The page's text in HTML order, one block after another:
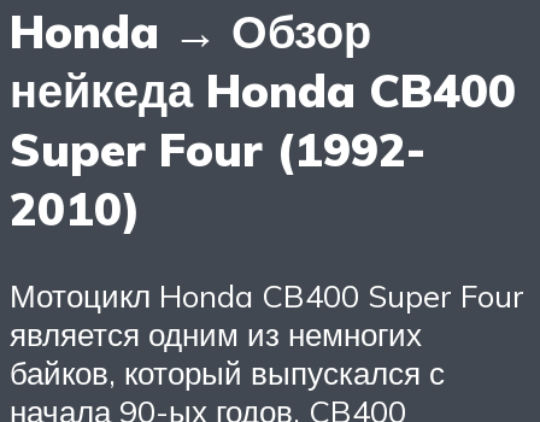
Honda → Обзор
нейкеда Honda CB400
Super Four (1992-
2010)
Мотоцикл Honda CB400 Super Four
является одним из немногих
байков, который выпускался с
начала 90-ых годов. CB400